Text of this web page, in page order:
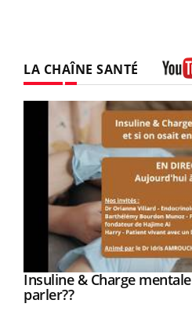
LA CHAÎNE SANTÉ
Youtube
Insuline & Charge
parler??Youtube